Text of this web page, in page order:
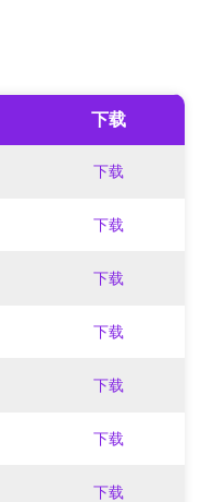
下载
下载
下载
下载
下载
下载
下载
下载